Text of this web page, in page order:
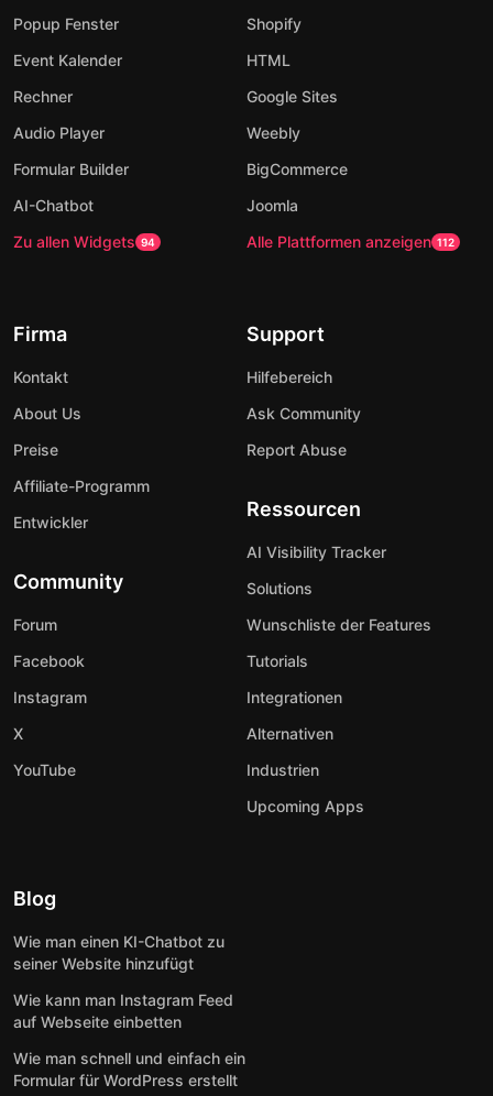
Popup Fenster
Event Kalender
Rechner
Audio Player
Formular Builder
AI-Chatbot
Zu allen Widgets 94
Shopify
HTML
Google Sites
Weebly
BigCommerce
Joomla
Alle Plattformen anzeigen 112
Firma
Kontakt
About Us
Preise
Affiliate-Programm
Entwickler
Community
Forum
Facebook
Instagram
X
YouTube
Support
Hilfebereich
Ask Community
Report Abuse
Ressourcen
AI Visibility Tracker
Solutions
Wunschliste der Features
Tutorials
Integrationen
Alternativen
Industrien
Upcoming Apps
Blog
Wie man einen KI-Chatbot zu
seiner Website hinzufügt
Wie kann man Instagram Feed
auf Webseite einbetten
Wie man schnell und einfach ein
Formular für WordPress erstellt